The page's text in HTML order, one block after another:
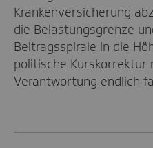
Krankenversicherung
die Belastungsgrenze
Beitragsspirale in die
politische Kurskorrektur
Verantwortung endlich